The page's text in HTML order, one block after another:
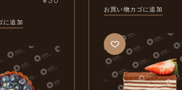
に追加
お買い物カゴに追加